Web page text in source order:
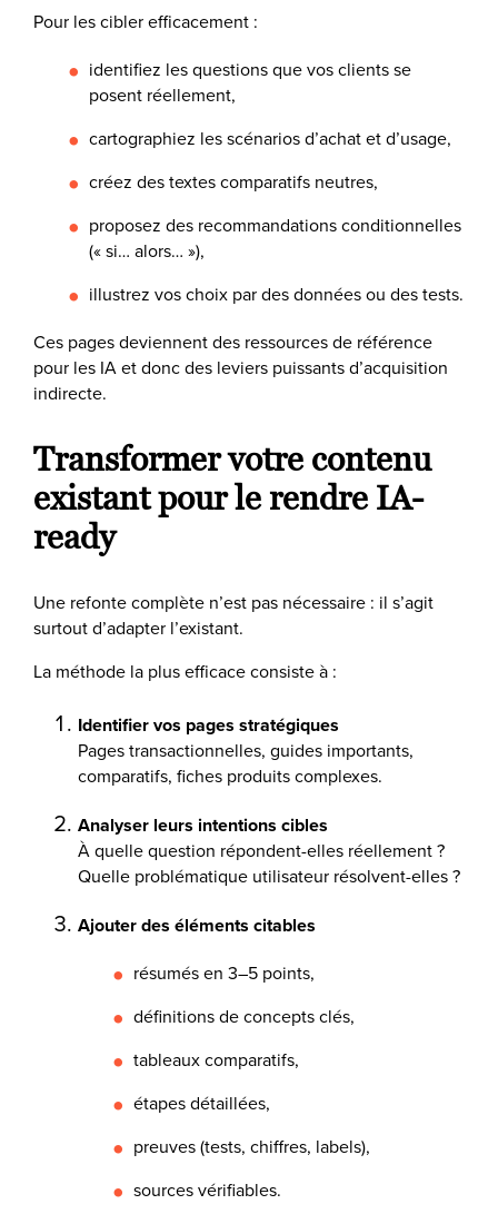
Pour les cibler efficacement :
identifiez les questions que vos clients se
posent réellement,
cartographiez les scénarios d’achat et d’usage,
créez des textes comparatifs neutres,
proposez des recommandations conditionnelles
(« si… alors… »),
illustrez vos choix par des données ou des tests.
Ces pages deviennent des ressources de référence
pour les IA et donc des leviers puissants d’acquisition
indirecte.
Transformer votre contenu
existant pour le rendre IA-
ready
Une refonte complète n’est pas nécessaire : il s’agit
surtout d’adapter l’existant.
La méthode la plus efficace consiste à :
Identifier vos pages stratégiques
Pages transactionnelles, guides importants,
comparatifs, fiches produits complexes.
Analyser leurs intentions cibles
À quelle question répondent-elles réellement ?
Quelle problématique utilisateur résolvent-elles ?
Ajouter des éléments citables
résumés en 3–5 points,
définitions de concepts clés,
tableaux comparatifs,
étapes détaillées,
preuves (tests, chiffres, labels),
sources vérifiables.